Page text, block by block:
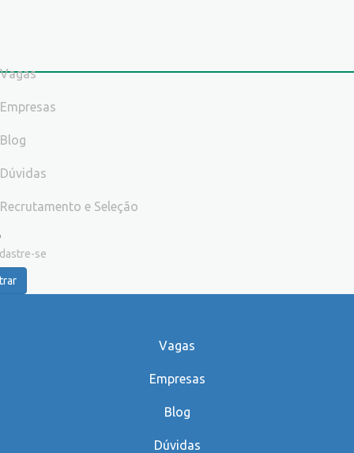
Vagas
Empresas
Blog
Dúvidas
Recrutamento e Seleção
se
Vagas
Empresas
Blog
Dúvidas